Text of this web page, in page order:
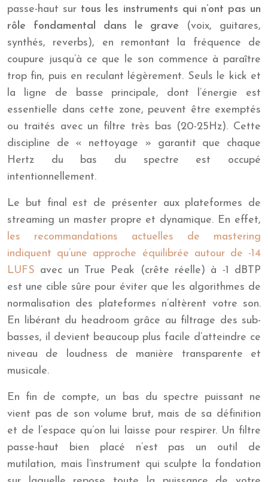
passe-haut sur tous les instruments qui n’ont pas un
rôle fondamental dans le grave (voix, guitares,
synthés, reverbs), en remontant la fréquence de
coupure jusqu’à ce que le son commence à paraître
trop fin, puis en reculant légèrement. Seuls le kick et
la ligne de basse principale, dont l’énergie est
essentielle dans cette zone, peuvent être exemptés
ou traités avec un filtre très bas (20-25Hz). Cette
discipline de « nettoyage » garantit que chaque
Hertz du bas du spectre est occupé
intentionnellement.
Le but final est de présenter aux plateformes de
streaming un master propre et dynamique. En effet,
les recommandations actuelles de mastering
indiquent qu’une approche équilibrée autour de -14
LUFS avec un True Peak (crête réelle) à -1 dBTP
est une cible sûre pour éviter que les algorithmes de
normalisation des plateformes n’altèrent votre son.
En libérant du headroom grâce au filtrage des sub-
basses, il devient beaucoup plus facile d’atteindre ce
niveau de loudness de manière transparente et
musicale.
En fin de compte, un bas du spectre puissant ne
vient pas de son volume brut, mais de sa définition
et de l’espace qu’on lui laisse pour respirer. Un filtre
passe-haut bien placé n’est pas un outil de
mutilation, mais l’instrument qui sculpte la fondation